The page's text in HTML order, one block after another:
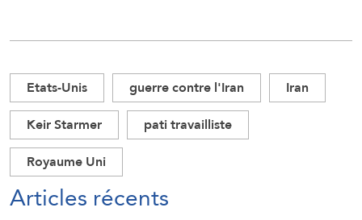
Etats-Unis guerre contre l'Iran
Iran
Keir Starmer
pati travailliste
Royaume Uni
Articles récents